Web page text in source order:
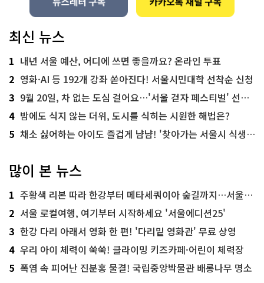
최신 뉴스
1 내년 서울 예산, 어디에 쓰면 좋을까요? 온라인 투표
2 영화·AI 등 192개 강좌 쏟아진다! 서울시민대학 선착순 신청
3 9월 20일, 차 없는 도심 걸어요…'서울 걷자 페스티벌' 선착순 5천명
4 밤에도 식지 않는 더위, 도시를 식히는 시원한 해법은?
5 채소 싫어하는 아이도 즐겁게 냠냠! '찾아가는 서울시 식생활 교육' 현장
많이 본 뉴스
1 주황색 리본 따라 한강부터 메타세쿼이아 숲길까지…서울둘레길 15코스
2 서울 로컬여행, 여기부터 시작하세요 '서울에디션25'
3 한강 다리 아래서 영화 한 편! '다리밑 영화관' 무료 상영
4 우리 아이 체력이 쑥쑥! 클라이밍 키즈카페·어린이 체력장
5 폭염 속 피어난 진분홍 물결! 국립중앙박물관 배롱나무 명소